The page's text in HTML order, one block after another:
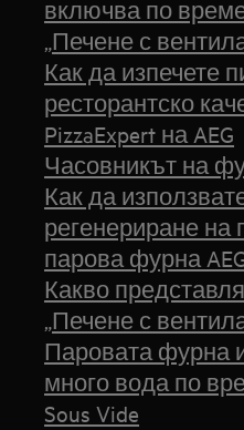
включва по
„Печене с
Как да изпечете
ресторантско
PizzaExpert на AEG
Часовникът на
Как да
регенериране на
парова фурна
Какво
„Печене с
Паровата фурна
много вода по
Sous Vide